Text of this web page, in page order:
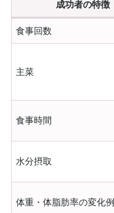
成功者の特徴
食事回数
主菜
食事時間
水分摂取
体重・体脂肪率の変化例